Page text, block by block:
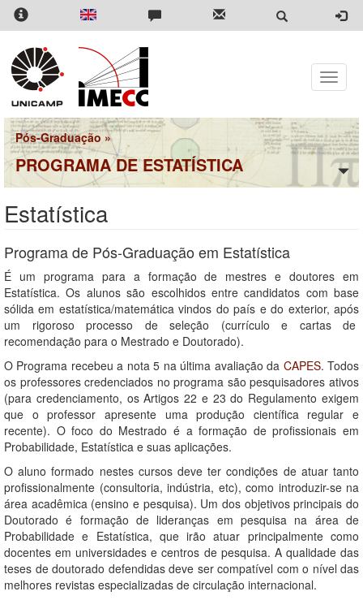
Pular
para
conteúdo
principal
Toggle
Pós-Graduação »
PROGRAMA DE ESTATÍSTICA
Estatística
Programa de Pós-Graduação em Estatística
É um programa para a formação de mestres e doutores em
Estatística. Os alunos são escolhidos entre candidatos com base
sólida em estatística/matemática vindos do país e do exterior, após
um rigoroso processo de seleção (currículo e cartas de
recomendação para o Mestrado e Doutorado).
O Programa recebeu a nota 5 na última avaliação da CAPES. Todos
os professores credenciados no programa são pesquisadores ativos
(para credenciamento, os Artigos 22 e 23 do Regulamento exigem
que o professor apresente uma produção científica regular e
recente). O foco do Mestrado é a formação de profissionais em
Probabilidade, Estatística e suas aplicações.
O aluno formado nestes cursos deve ter condições de atuar tanto
profissionalmente (consultoria, indústria, etc), como introduzir-se na
área acadêmica (ensino e pesquisa). Um dos objetivos principais do
Doutorado é formação de lideranças em pesquisa na área de
Probabilidade e Estatística, que irão atuar principalmente como
docentes em universidades e centros de pesquisa. A qualidade das
teses de doutorado defendidas deve ser compatível com o nível das
melhores revistas especializadas de circulação internacional.